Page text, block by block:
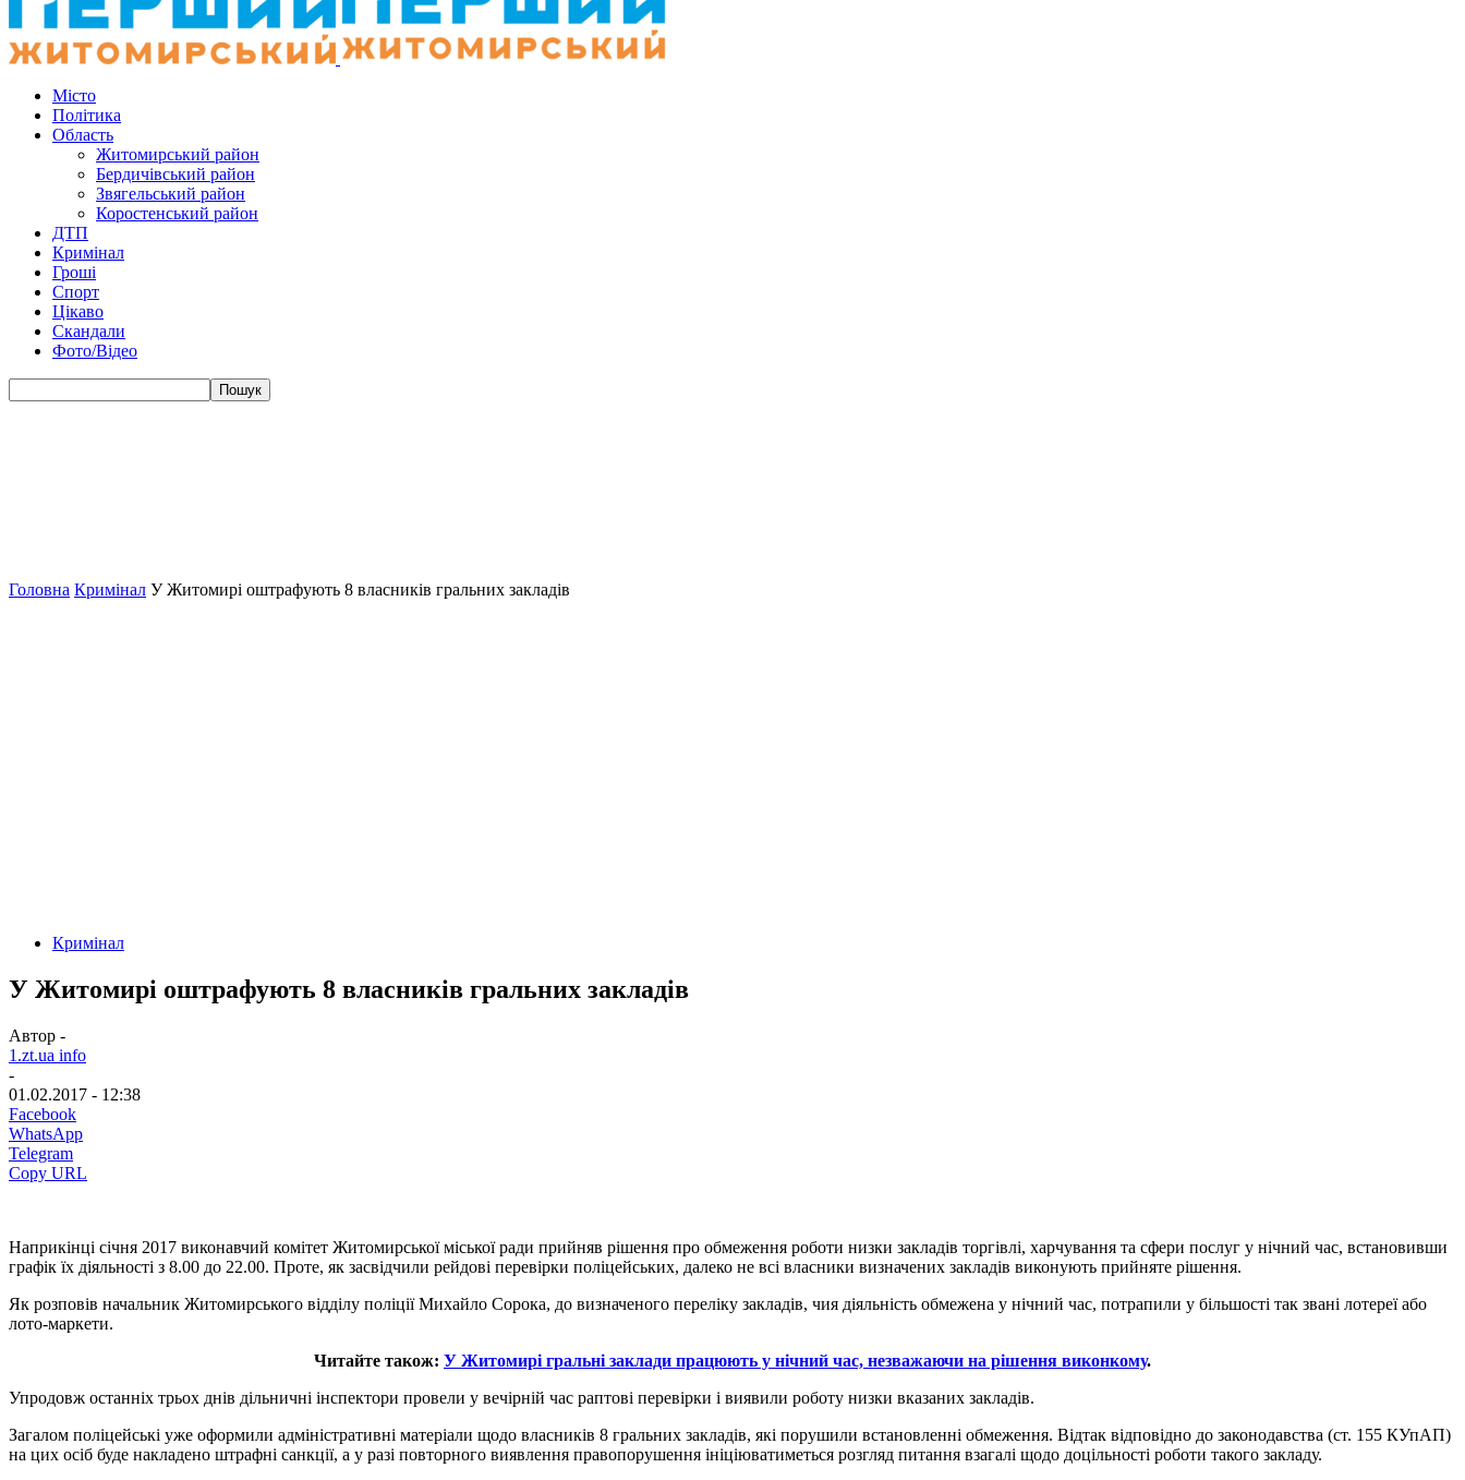
Місто
Політика
Область
Житомирський район
Бердичівський район
Звягельський район
Коростенський район
ДТП
Кримінал
Гроші
Спорт
Цікаво
Скандали
Фото/Відео
Головна Кримінал У Житомирі оштрафують 8 власників гральних закладів
Кримінал
У Житомирі оштрафують 8 власників гральних закладів
Автор -
1.zt.ua info
-
01.02.2017 - 12:38
Facebook
WhatsApp
Telegram
Copy URL
Наприкінці січня 2017 виконавчий комітет Житомирської міської ради прийняв рішення про обмеження роботи низки закладів торгівлі, харчування та сфери послуг у нічний час, встановивши
графік їх діяльності з 8.00 до 22.00. Проте, як засвідчили рейдові перевірки поліцейських, далеко не всі власники визначених закладів виконують прийняте рішення.
Як розповів начальник Житомирського відділу поліції Михайло Сорока, до визначеного переліку закладів, чия діяльність обмежена у нічний час, потрапили у більшості так звані лотереї або
лото-маркети.
Читайте також: У Житомирі гральні заклади працюють у нічний час, незважаючи на рішення виконкому.
Упродовж останніх трьох днів дільничні інспектори провели у вечірній час раптові перевірки і виявили роботу низки вказаних закладів.
Загалом поліцейські уже оформили адміністративні матеріали щодо власників 8 гральних закладів, які порушили встановленні обмеження. Відтак відповідно до законодавства (ст. 155 КУпАП)
на цих осіб буде накладено штрафні санкції, а у разі повторного виявлення правопорушення ініціюватиметься розгляд питання взагалі щодо доцільності роботи такого закладу.